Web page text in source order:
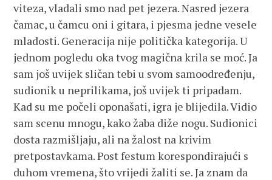
viteza, vladali smo nad pet jezera. Nasred jezera
čamac, u čamcu oni i gitara, i pjesma jedne vesele
mladosti. Generacija nije politička kategorija. U
jednom pogledu oka tvog magična krila se moć. Ja
sam još uvijek sličan tebi u svom samoodređenju,
sudionik u neprilikama, još uvijek ti pripadam.
Kad su me počeli oponašati, igra je blijedila. Vidio
sam scenu mnogu, kako žaba diže nogu. Sudionici
dosta razmišljaju, ali na žalost na krivim
pretpostavkama. Post festum korespondirajući s
duhom vremena, što vrijedi žaliti se. Ja znam da